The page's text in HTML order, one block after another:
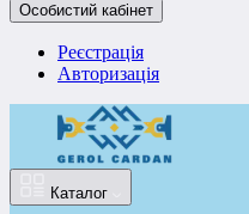
Особистий кабінет
Реєстрація
Авторизація
Каталог